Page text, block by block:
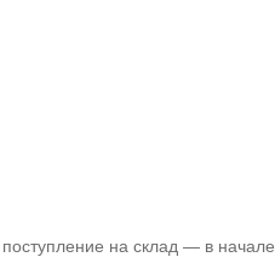
на склад — в начале